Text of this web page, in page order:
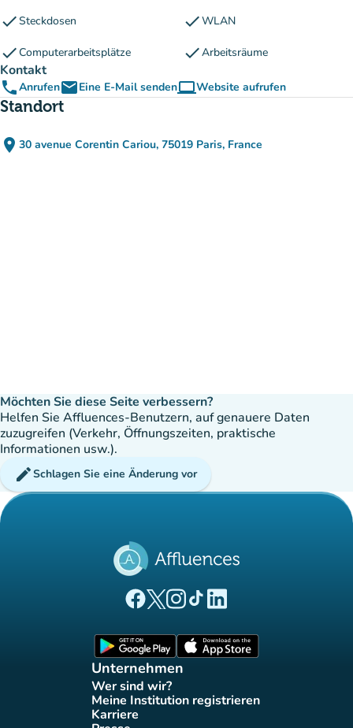
checkSteckdosen checkWLAN
checkComputerarbeitsplätze checkArbeitsräume
Kontakt
phoneAnrufenemailEine E-Mail sendencomputerWebsite aufrufen
(new tab)
Standort
place 30 avenue Corentin Cariou, 75019 Paris, France
(in Google Maps öffnen)
(new tab)
Möchten Sie diese Seite verbessern?
Helfen Sie Affluences-Benutzern, auf genauere Daten
zuzugreifen (Verkehr, Öffnungszeiten, praktische
Informationen usw.).
editSchlagen Sie eine Änderung vor
(new tab)
(new tab)
(new tab)(new tab)
(new tab)
Unternehmen
Wer sind wir?
(new tab)
Meine Institution registrieren
(new tab)
Karriere(new tab)